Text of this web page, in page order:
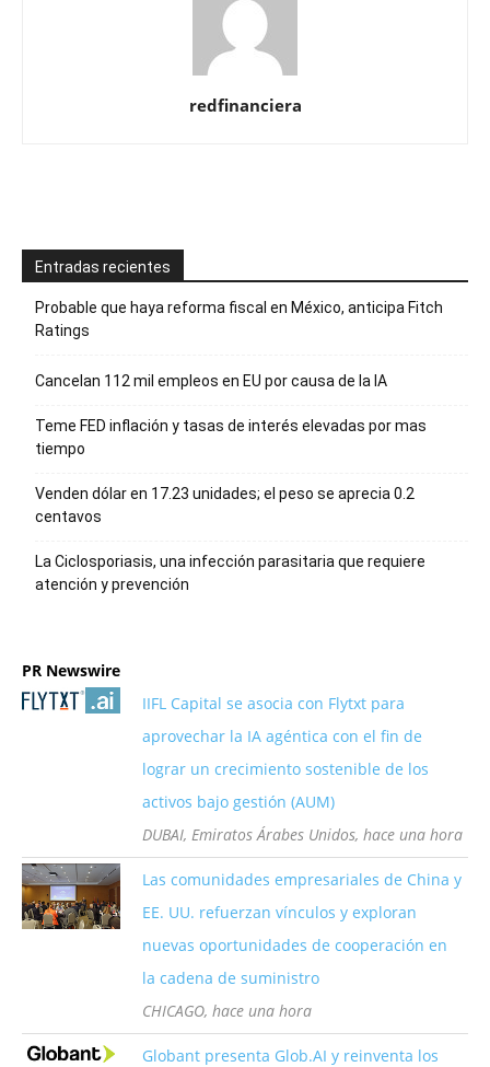
redfinanciera
Entradas recientes
Probable que haya reforma fiscal en México, anticipa Fitch
Ratings
Cancelan 112 mil empleos en EU por causa de la IA
Teme FED inflación y tasas de interés elevadas por mas
tiempo
Venden dólar en 17.23 unidades; el peso se aprecia 0.2
centavos
La Ciclosporiasis, una infección parasitaria que requiere
atención y prevención
PR Newswire
IIFL Capital se asocia con Flytxt para
aprovechar la IA agéntica con el fin de
lograr un crecimiento sostenible de los
activos bajo gestión (AUM)
DUBAI, Emiratos Árabes Unidos, hace una hora
Las comunidades empresariales de China y
EE. UU. refuerzan vínculos y exploran
nuevas oportunidades de cooperación en
la cadena de suministro
CHICAGO, hace una hora
Globant presenta Glob.AI y reinventa los